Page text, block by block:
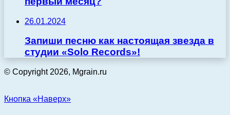
26.01.2024
Запиши песню как настоящая звезда в
студии «Solo Records»!
© Copyright 2026, Mgrain.ru
Кнопка «Наверх»